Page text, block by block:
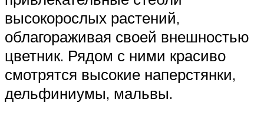
высокорослых растений,
облагораживая своей внешностью
цветник. Рядом с ними красиво
смотрятся высокие наперстянки,
дельфиниумы, мальвы.